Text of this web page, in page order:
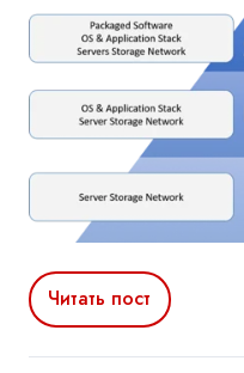
Читать пост